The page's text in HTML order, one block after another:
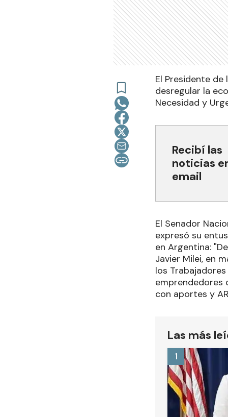
El Presidente
desregular la
Necesidad y
Recibí las
noticias
email
El Senador
expresó su
en Argentina:
Javier Milei, en
los
con aportes y
Las más
1